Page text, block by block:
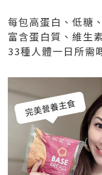
每包高蛋白、低糖
富含蛋白質、維生
33種人體一日所需